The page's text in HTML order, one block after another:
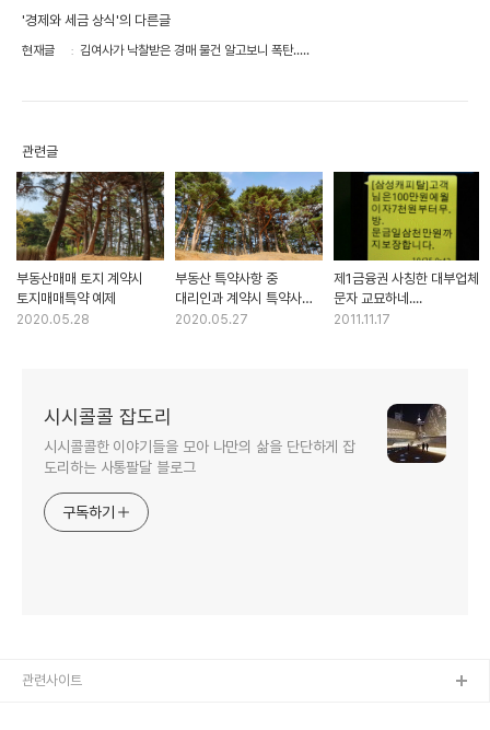
'경제와 세금 상식'의 다른글
현재글 김여사가 낙찰받은 경매 물건 알고보니 폭탄.....
관련글
부동산매매 토지 계약시
토지매매특약 예제
2020.05.28
부동산 특약사항 중
대리인과 계약시 특약사항
예제
2020.05.27
제1금융권 사칭한 대부업체
문자 교묘하네....
2011.11.17
시시콜콜 잡도리
시시콜콜한 이야기들을 모아 나만의 삶을 단단하게 잡
도리하는 사통팔달 블로그
구독하기
관련사이트